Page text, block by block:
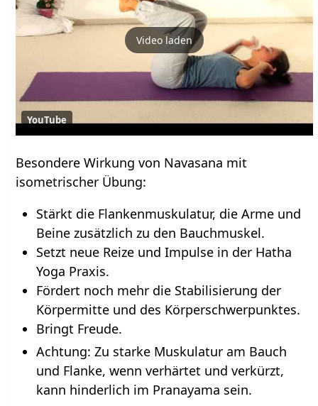
Video laden
YouTube
Besondere Wirkung von Navasana mit
isometrischer Übung:
Stärkt die Flankenmuskulatur, die Arme und
Beine zusätzlich zu den Bauchmuskel.
Setzt neue Reize und Impulse in der Hatha
Yoga Praxis.
Fördert noch mehr die Stabilisierung der
Körpermitte und des Körperschwerpunktes.
Bringt Freude.
Achtung: Zu starke Muskulatur am Bauch
und Flanke, wenn verhärtet und verkürzt,
kann hinderlich im Pranayama sein.